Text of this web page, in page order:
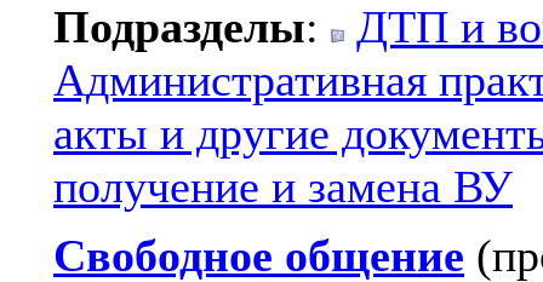
Подразделы:
ДТП и
Административная
акты и другие
получение и замена ВУ
Свободное общение